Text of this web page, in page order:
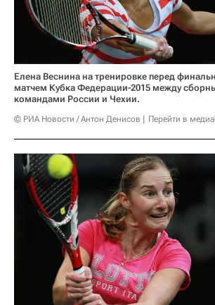
Елена Веснина на тренировке перед
матчем Кубка Федерации-2015 между
командами России и Чехии.
© РИА Новости / Антон Денисов Перейти в